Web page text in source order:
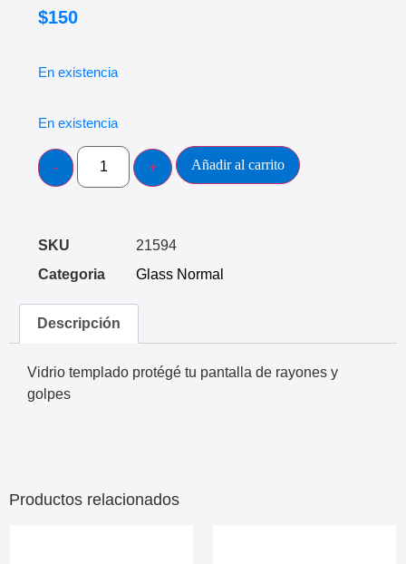
$150
En existencia
En existencia
Añadir al carrito
SKU
21594
Categoria
Glass Normal
Descripción
Vidrio templado protégé tu pantalla de rayones y
golpes
Productos relacionados